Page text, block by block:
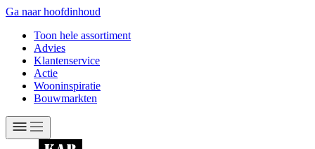
Ga naar hoofdinhoud
Toon hele assortiment
Advies
Klantenservice
Actie
Wooninspiratie
Bouwmarkten